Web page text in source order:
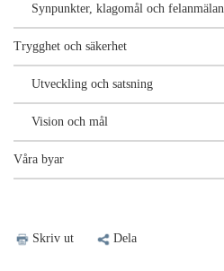
Synpunkter, klagomål och felanmälan
Trygghet och säkerhet
Utveckling och satsning
Vision och mål
Våra byar
Skriv ut Dela